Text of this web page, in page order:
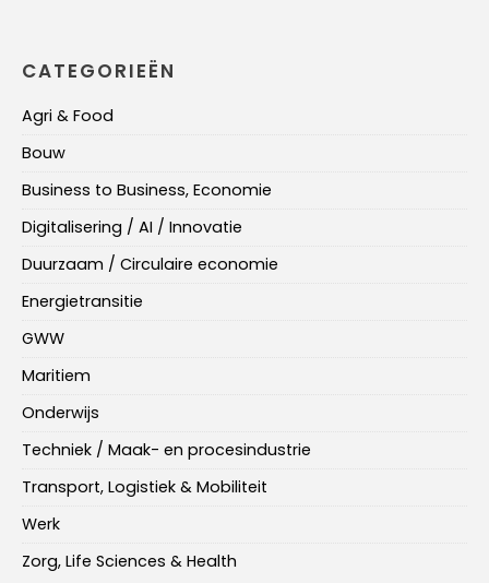
CATEGORIEËN
Agri & Food
Bouw
Business to Business, Economie
Digitalisering / AI / Innovatie
Duurzaam / Circulaire economie
Energietransitie
GWW
Maritiem
Onderwijs
Techniek / Maak- en procesindustrie
Transport, Logistiek & Mobiliteit
Werk
Zorg, Life Sciences & Health